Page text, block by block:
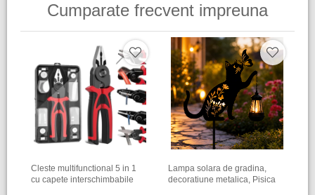
Cumparate frecvent impreuna
Cleste multifunctional 5 in 1
cu capete interschimbabile
Lampa solara de gradina,
decoratiune metalica, Pisica